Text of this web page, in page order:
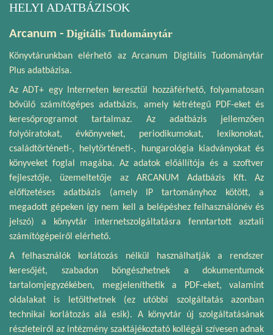
HELYI ADATBÁZISOK
Arcanum - Digitális Tudománytár
Könyvtárunkban elérhető az Arcanum Digitális Tudománytár
Plus adatbázisa.
Az ADT+ egy Interneten keresztül hozzáférhető, folyamatosan
bővülő számítógépes adatbázis, amely kétrétegű PDF-eket és
keresőprogramot tartalmaz. Az adatbázis jellemzően
folyóiratokat, évkönyveket, periodikumokat, lexikonokat,
családtörténeti-, helytörténeti-, hungarológia kiadványokat és
könyveket foglal magába. Az adatok előállítója és a szoftver
fejlesztője, üzemeltetője az ARCANUM Adatbázis Kft. Az
előfizetéses adatbázis (amely IP tartományhoz kötött, a
megadott gépeken így nem kell a belépéshez felhasználónév és
jelszó) a könyvtár internetszolgáltatásra fenntartott asztali
számítógépeiről elérhető.
A felhasználók korlátozás nélkül használhatják a rendszer
keresőjét, szabadon böngészhetnek a dokumentumok
tartalomjegyzékében, megjeleníthetik a PDF-eket, valamint
oldalakat is letölthetnek (ez utóbbi szolgáltatás azonban
technikai korlátozás alá esik). A könyvtár új szolgáltatásának
részleteiről az intézmény szaktájékoztató kollégái szívesen adnak